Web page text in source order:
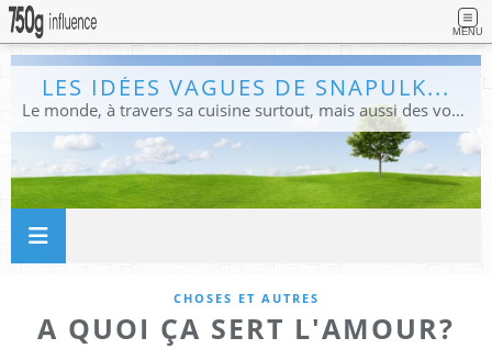
MENU
LES IDÉES VAGUES DE SNAPULK...
Le monde, à travers sa cuisine surtout, mais aussi des voyages, et des idées.
CHOSES ET AUTRES
A QUOI ÇA SERT L'AMOUR?